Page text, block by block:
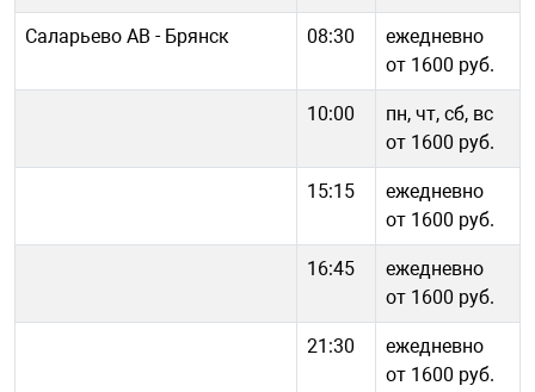
Саларьево АВ - Брянск 08:30
ежедневно
от 1600 руб.
10:00
пн, чт, сб, вс
от 1600 руб.
15:15
ежедневно
от 1600 руб.
16:45
ежедневно
от 1600 руб.
21:30
ежедневно
от 1600 руб.